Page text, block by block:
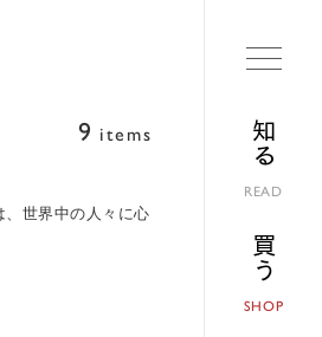
知る
READ
買う
SHOP
9 items
世界中の人々に心